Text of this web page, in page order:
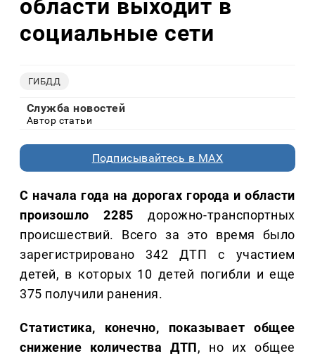
области выходит в
социальные сети
ГИБДД
Служба новостей
Автор статьи
Подписывайтесь в MAX
С начала года на дорогах города и области
произошло 2285дорожно-транспортных
происшествий. Всего за это время было
зарегистрировано 342 ДТП с участием
детей, в которых 10 детей погибли и еще
375 получили ранения.
Статистика, конечно, показывает общее
снижение количества ДТП, но их общее